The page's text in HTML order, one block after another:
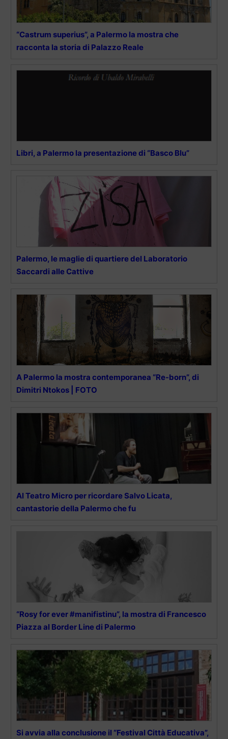
“Castrum superius”, a Palermo la mostra che
racconta la storia di Palazzo Reale
Libri, a Palermo la presentazione di “Basco Blu”
Palermo, le maglie di quartiere del Laboratorio
Saccardi alle Cattive
A Palermo la mostra contemporanea “Re-born”, di
Dimitri Ntokos | FOTO
Al Teatro Micro per ricordare Salvo Licata,
cantastorie della Palermo che fu
“Rosy for ever #manifistinu”, la mostra di Francesco
Piazza al Border Line di Palermo
Si avvia alla conclusione il “Festival Città Educativa”,